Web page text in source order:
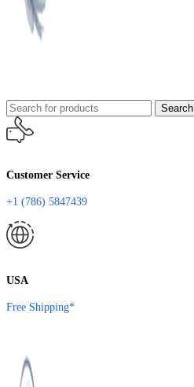
Search
Customer Service
+1 (786) 5847439
USA
Free Shipping*